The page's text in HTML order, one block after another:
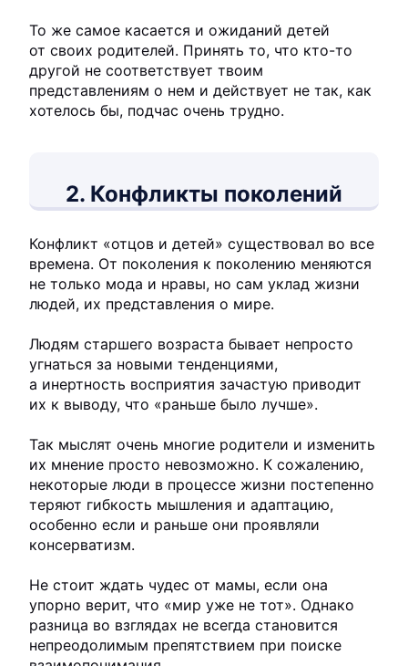
То же самое касается и ожиданий детей
от своих родителей. Принять то, что кто-то
другой не соответствует твоим
представлениям о нем и действует не так, как
хотелось бы, подчас очень трудно.
2. Конфликты поколений
Конфликт «отцов и детей» существовал во все
времена. От поколения к поколению меняются
не только мода и нравы, но сам уклад жизни
людей, их представления о мире.
Людям старшего возраста бывает непросто
угнаться за новыми тенденциями,
а инертность восприятия зачастую приводит
их к выводу, что «раньше было лучше».
Так мыслят очень многие родители и изменить
их мнение просто невозможно. К сожалению,
некоторые люди в процессе жизни постепенно
теряют гибкость мышления и адаптацию,
особенно если и раньше они проявляли
консерватизм.
Не стоит ждать чудес от мамы, если она
упорно верит, что «мир уже не тот». Однако
разница во взглядах не всегда становится
непреодолимым препятствием при поиске